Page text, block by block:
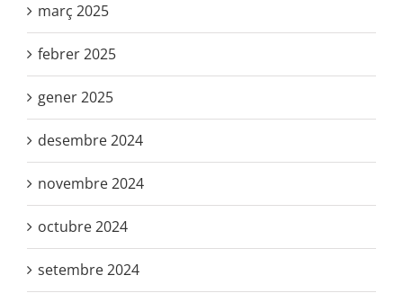
març 2025
febrer 2025
gener 2025
desembre 2024
novembre 2024
octubre 2024
setembre 2024